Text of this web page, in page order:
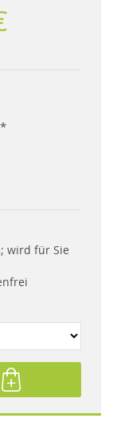
wird für Sie